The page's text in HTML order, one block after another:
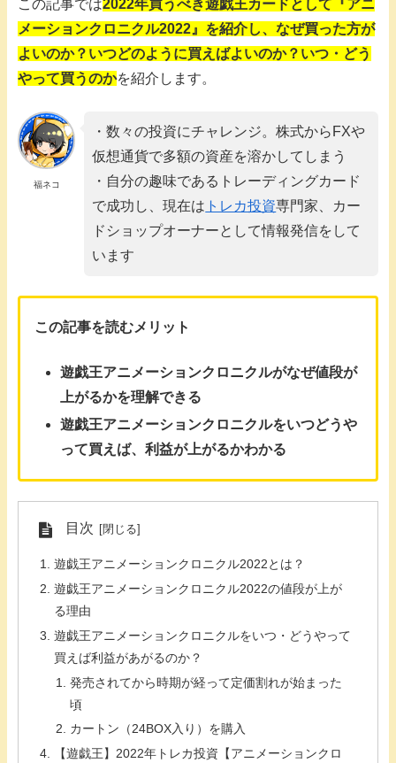
この記事では2022年買うべき遊戯王カードとして『アニ
メーションクロニクル2022』を紹介し、なぜ買った方が
よいのか？いつどのように買えばよいのか？いつ・どう
やって買うのかを紹介します。
福ネコ
・数々の投資にチャレンジ。株式からFXや
仮想通貨で多額の資産を溶かしてしまう
・自分の趣味であるトレーディングカード
で成功し、現在は トレカ投資専門家、カー
ドショップオーナーとして情報発信をして
います
この記事を読むメリット
遊戯王アニメーションクロニクルがなぜ値段が
上がるかを理解できる
遊戯王アニメーションクロニクルをいつどうや
って買えば、利益が上がるかわかる
目次
遊戯王アニメーションクロニクル2022とは？
遊戯王アニメーションクロニクル2022の値段が上が
る理由
遊戯王アニメーションクロニクルをいつ・どうやって
買えば利益があがるのか？
発売されてから時期が経って定価割れが始まった
頃
カートン（24BOX入り）を購入
【遊戯王】2022年トレカ投資【アニメーションクロ